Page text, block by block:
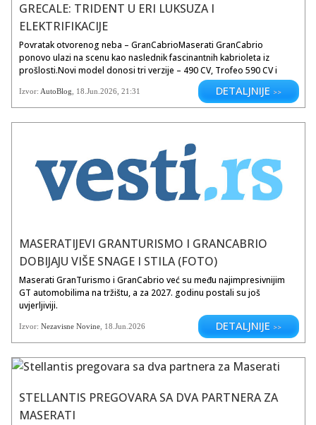
GRECALE: TRIDENT U ERI LUKSUZA I
ELEKTRIFIKACIJE
Povratak otvorenog neba – GranCabrioMaserati GranCabrio
ponovo ulazi na scenu kao naslednik fascinantnih kabrioleta iz
prošlosti.Novi model donosi tri verzije – 490 CV, Trofeo 590 CV i
Folgore 760 CV. Svaka verzija ima jasno definisan karakter.
GranCabrio 490 CV naglašava luksuz kroz Crio točkove, hromirane
detalje i kabinu obloženu punom kožom.Trofeo 590 CV ide u
pravcu sporta, sa Pegaso točkovima, karbonskim panelima i
Izvor: AutoBlog 18.Jun.2026 , 21:31 DETALJNIJE >>
MASERATIJEVI GRANTURISMO I GRANCABRIO
DOBIJAJU VIŠE SNAGE I STILA (FOTO)
Maserati GranTurismo i GranCabrio već su među najimpresivnijim
GT automobilima na tržištu, a za 2027. godinu postali su još
uvjerljiviji.
Izvor: Nezavisne Novine , 18.Jun.2026 DETALJNIJE >>
STELLANTIS PREGOVARA SA DVA PARTNERA ZA
MASERATI